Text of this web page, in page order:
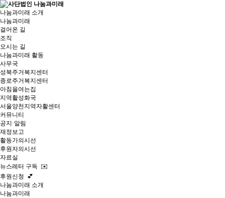
나눔과미래 소개
나눔과미래
걸어온 길
조직
오시는 길
나눔과미래 활동
사무국
성북주거복지센터
종로주거복지센터
아침을여는집
지역활성화국
서울양천지역자활센터
커뮤니티
공지·알림
재정보고
활동가의시선
후원자의시선
자료실
뉴스레터 구독 ✉️
후원신청 💕
나눔과미래 소개
나눔과미래